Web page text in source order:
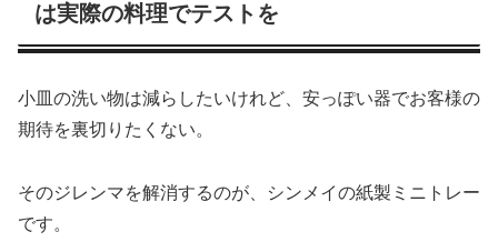
は実際の料理でテストを
小皿の洗い物は減らしたいけれど、安っぽい器でお客様の
期待を裏切りたくない。
そのジレンマを解消するのが、シンメイの紙製ミニトレー
です。